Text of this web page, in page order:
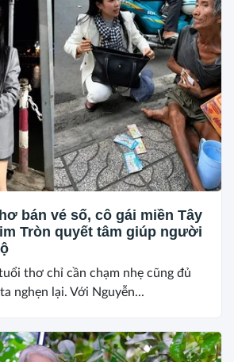
bán vé số, cô gái miền Tây
Tròn quyết tâm giúp người
thơ chỉ cần chạm nhẹ cũng đủ
nghẹn lại. Với Nguyễn...